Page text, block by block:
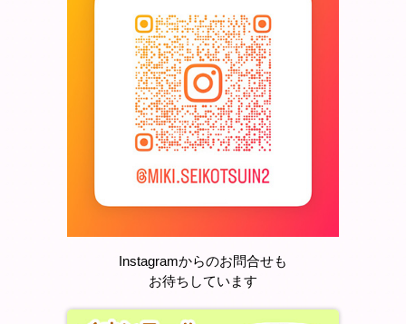
Instagramからのお問合せも
お待ちしています